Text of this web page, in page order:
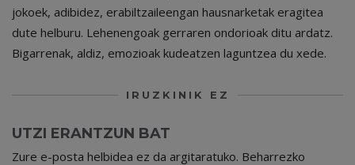
jokoek, adibidez, erabiltzaileengan hausnarketak eragitea
dute helburu. Lehenengoak gerraren ondorioak ditu ardatz.
Bigarrenak, aldiz, emozioak kudeatzen laguntzea du xede.
IRUZKINIK EZ
UTZI ERANTZUN BAT
Zure e-posta helbidea ez da argitaratuko. Beharrezko